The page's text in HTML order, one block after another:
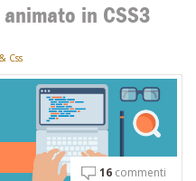
in CSS3
Css
16 commenti